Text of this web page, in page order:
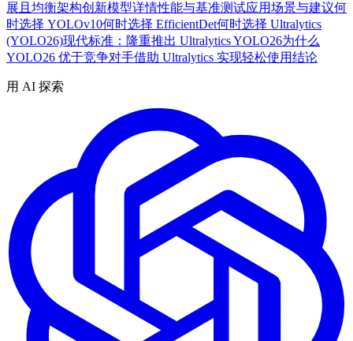
展且均衡架构创新模型详情性能与基准测试应用场景与建议何
时选择 YOLOv10何时选择 EfficientDet何时选择 Ultralytics
(YOLO26)现代标准：隆重推出 Ultralytics YOLO26为什么
YOLO26 优于竞争对手借助 Ultralytics 实现轻松使用结论
用 AI 探索